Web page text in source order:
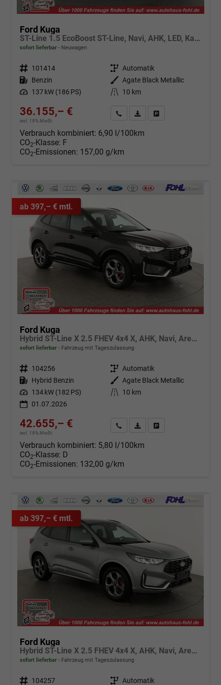
Ford Kuga
ST-Line 1.5 EcoBoost ST-Line, Navi, AHK, LED, Kamera, Winter, FS beheizbar, 5 J.-Garantie
sofort lieferbar Neuwagen
Fahrzeugnr. 101414 Getriebe Automatik
Kraftstoff Benzin Außenfarbe Agate Black Metallic
Leistung 137 kW (186 PS) Kilometerstand 10 km
36.155,– €
incl. 19% MwSt.
Angebot anfordern
Fahrzeugexpose (PDF)
Verbrauch kombiniert: 6,90 l/100km
CO2-Klasse: F
CO2-Emissionen: 157,00 g/km
ab 397,– € mtl.
Ford Kuga
Hybrid ST-Line X 2.5 FHEV 4x4 X, AHK, Navi, AreaView, Sound, Side, el. Klappe, Winter, 5 J.-Garantie
sofort lieferbar Fahrzeug mit Tageszulassung
Fahrzeugnr. 104256 Getriebe Automatik
Kraftstoff Hybrid Benzin Außenfarbe Agate Black Metallic
Leistung 134 kW (182 PS) Kilometerstand
10 km
01.07.2026
42.655,– €
incl. 19% MwSt.
Angebot anfordern
Fahrzeugexpose (PDF)
Verbrauch kombiniert: 5,80 l/100km
CO2-Klasse: D
CO2-Emissionen: 132,00 g/km
ab 397,– € mtl.
Ford Kuga
Hybrid ST-Line X 2.5 FHEV 4x4 X, AHK, Navi, AreaView, Sound, Side, el. Klappe, Winter, 5 J.-Garantie
sofort lieferbar Fahrzeug mit Tageszulassung
Fahrzeugnr. 104257 Getriebe Automatik